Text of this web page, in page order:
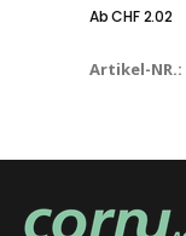
AbCHF2.02
Artikel-NR.: